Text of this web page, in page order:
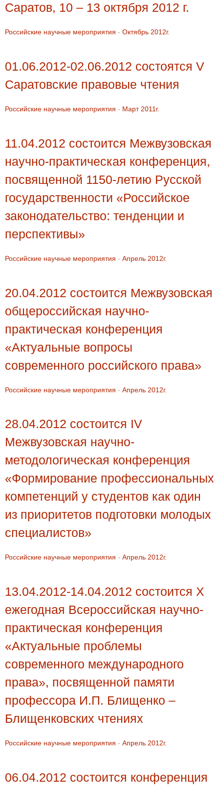
Саратов, 10 – 13 октября 2012 г.
Российские научные мероприятия - Октябрь 2012г.
01.06.2012-02.06.2012 состоятся V
Саратовские правовые чтения
Российские научные мероприятия - Март 2011г.
11.04.2012 состоится Межвузовская
научно-практическая конференция,
посвященной 1150-летию Русской
государственности «Российское
законодательство: тенденции и
перспективы»
Российские научные мероприятия - Апрель 2012г.
20.04.2012 состоится Межвузовская
общероссийская научно-
практическая конференция
«Актуальные вопросы
современного российского права»
Российские научные мероприятия - Апрель 2012г.
28.04.2012 состоится IV
Межвузовская научно-
методологическая конференция
«Формирование профессиональных
компетенций у студентов как один
из приоритетов подготовки молодых
специалистов»
Российские научные мероприятия - Апрель 2012г.
13.04.2012-14.04.2012 состоится X
ежегодная Всероссийская научно-
практическая конференция
«Актуальные проблемы
современного международного
права», посвященной памяти
профессора И.П. Блищенко –
Блищенковских чтениях
Российские научные мероприятия - Апрель 2012г.
06.04.2012 состоится конференция